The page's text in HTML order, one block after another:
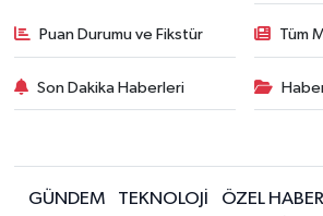
Puan Durumu ve Fikstür Tüm
Son Dakika Haberleri
GÜNDEM TEKNOLOJİ ÖZEL HABER